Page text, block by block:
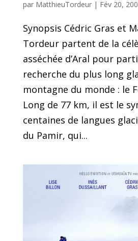
par MatthieuTordeur| Fév 20,
Synopsis Cédric Gras et
Tordeur partent de la
asséchée d’Aral pour
recherche du plus long
montagne du monde : le
Long de 77 km, il est le
centaines de langues
du Pamir, qui...